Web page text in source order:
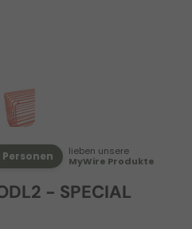
Personen
lieben unsere
MyWire Produkte
- SPECIAL